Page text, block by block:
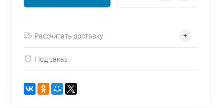
Рассчитать доставку
Под заказ